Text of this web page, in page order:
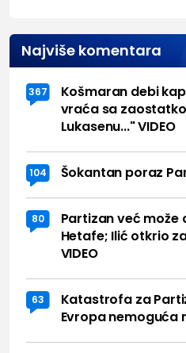
Najviše komentara
367
Košmaran debi
vraća sa
Lukasenu..." VIDEO
104 Šokantan poraz
80
Partizan već može
Hetafe; Ilić otkrio
VIDEO
63
Katastrofa za
Evropa nemoguća